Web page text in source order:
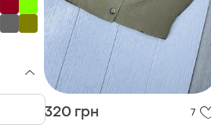
320 грн 7